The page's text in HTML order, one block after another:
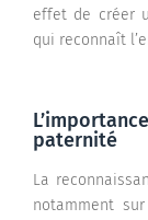
effet de créer
qui reconnaît
paternité
La
notamment